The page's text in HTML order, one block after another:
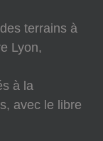
terrains à
Lyon,
à la
avec le libre